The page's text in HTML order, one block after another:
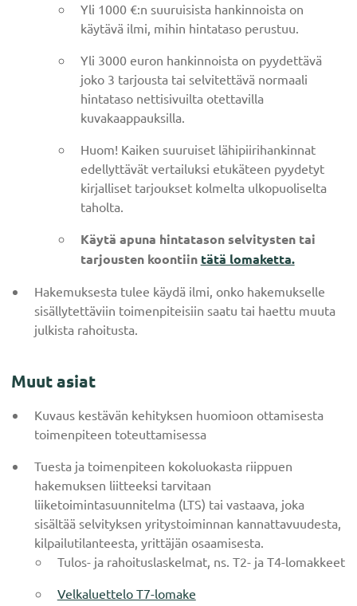
Yli 1000 €:n suuruisista hankinnoista on
käytävä ilmi, mihin hintataso perustuu.
Yli 3000 euron hankinnoista on pyydettävä
joko 3 tarjousta tai selvitettävä normaali
hintataso nettisivuilta otettavilla
kuvakaappauksilla.
Huom! Kaiken suuruiset lähipiirihankinnat
edellyttävät vertailuksi etukäteen pyydetyt
kirjalliset tarjoukset kolmelta ulkopuoliselta
taholta.
Käytä apuna hintatason selvitysten tai
tarjousten koontiin tätä lomaketta.
Hakemuksesta tulee käydä ilmi, onko hakemukselle
sisällytettäviin toimenpiteisiin saatu tai haettu muuta
julkista rahoitusta.
Muut asiat
Kuvaus kestävän kehityksen huomioon ottamisesta
toimenpiteen toteuttamisessa
Tuesta ja toimenpiteen kokoluokasta riippuen
hakemuksen liitteeksi tarvitaan
liiketoimintasuunnitelma (LTS) tai vastaava, joka
sisältää selvityksen yritystoiminnan kannattavuudesta,
kilpailutilanteesta, yrittäjän osaamisesta.
Tulos- ja rahoituslaskelmat, ns. T2- ja T4-lomakkeet
Velkaluettelo T7-lomake